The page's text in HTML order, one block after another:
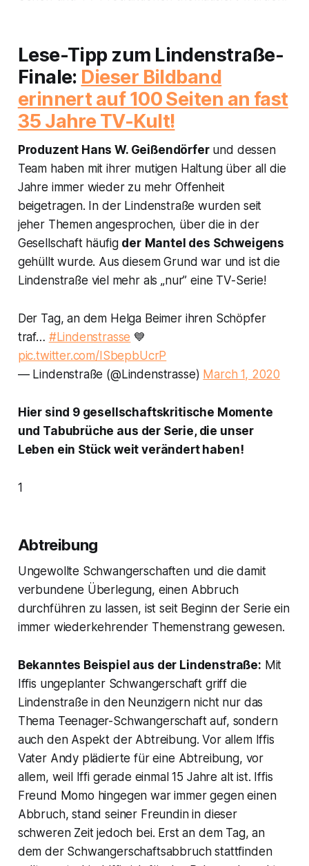
Lese-Tipp zum Lindenstraße-
Finale: Dieser Bildband
erinnert auf 100 Seiten an fast
35 Jahre TV-Kult!
Produzent Hans W. Geißendörferund dessen
Team haben mit ihrer mutigen Haltung über all die
Jahre immer wieder zu mehr Offenheit
beigetragen. In der Lindenstraße wurden seit
jeher Themen angesprochen, über die in der
Gesellschaft häufig der Mantel des Schweigens
gehüllt wurde. Aus diesem Grund war und ist die
Lindenstraße viel mehr als „nur” eine TV-Serie!
Der Tag, an dem Helga Beimer ihren Schöpfer
traf… #Lindenstrasse 💙
pic.twitter.com/ISbepbUcrP
— Lindenstraße (@Lindenstrasse) March 1, 2020
Hier sind 9 gesellschaftskritische Momente
und Tabubrüche aus der Serie, die unser
Leben ein Stück weit verändert haben!
1
Abtreibung
Ungewollte Schwangerschaften und die damit
verbundene Überlegung, einen Abbruch
durchführen zu lassen, ist seit Beginn der Serie ein
immer wiederkehrender Themenstrang gewesen.
Bekanntes Beispiel aus der Lindenstraße: Mit
Iffis ungeplanter Schwangerschaft griff die
Lindenstraße in den Neunzigern nicht nur das
Thema Teenager-Schwangerschaft auf, sondern
auch den Aspekt der Abtreibung. Vor allem Iffis
Vater Andy plädierte für eine Abtreibung, vor
allem, weil Iffi gerade einmal 15 Jahre alt ist. Iffis
Freund Momo hingegen war immer gegen einen
Abbruch, stand seiner Freundin in dieser
schweren Zeit jedoch bei. Erst an dem Tag, an
dem der Schwangerschaftsabbruch stattfinden